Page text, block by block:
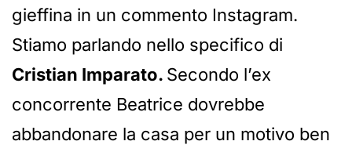
gieffina in un commento Instagram.
Stiamo parlando nello specifico di
Cristian Imparato. Secondo l’ex
concorrente Beatrice dovrebbe
abbandonare la casa per un motivo ben